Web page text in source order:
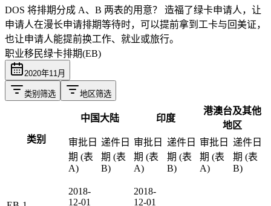
DOS 将排期分成 A、B 两表的用意？
造福了绿卡申请人，让
申请人在漫长申请排期等待时，可以提前拿到工卡与回美证，
也让申请人能提前换工作、就业或旅行。
职业移民绿卡排期(EB)
2020年11 月
类别筛选 地区筛选
类别
中国大陆 印度
港澳台及其他
地区
审批日
期 (表
A)
递件日
期 (表
B)
审批日
期 (表
A)
递件日
期 (表
B)
审批日
期 (表
A)
递件日
期 (表
B)
2018-
12-01
2018-
12-01